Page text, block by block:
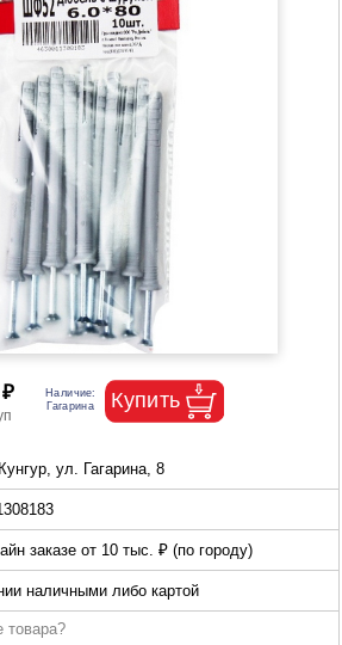
ул. Гагарина, 8
заказе от 10 тыс. ₽ (по городу)
наличными либо картой
товара?